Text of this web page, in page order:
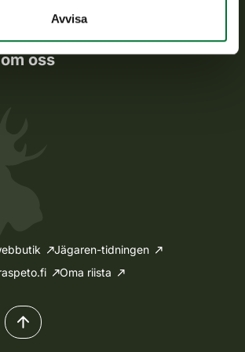
Avvisa
och dispenser
oss
Jägaren-tidningen
Oma riista